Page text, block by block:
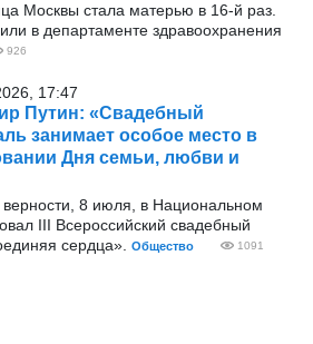
Москвы стала матерью в 16-й раз.
в департаменте здравоохранения
926
17:47
Путин: «Свадебный
занимает особое место в
Дня семьи, любви и
8 июля, в Национальном
III Всероссийский свадебный
сердца».
Общество 1091